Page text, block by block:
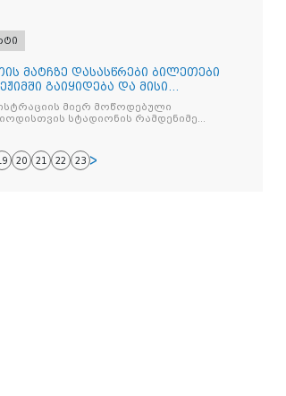
მატჩზე დასასწრები ბილეთები
გაიყიდება და მისი
დაიწყებამიერ მოწოდებული
სტადიონის რამდენიმე
20 21 22 23